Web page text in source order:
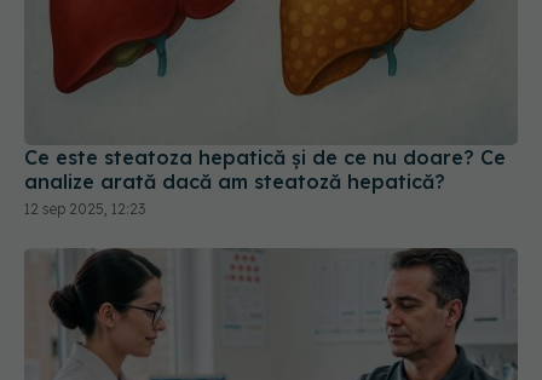
Ce este steatoza hepatică și de ce nu doare? Ce
12 sep 2025, 12:23